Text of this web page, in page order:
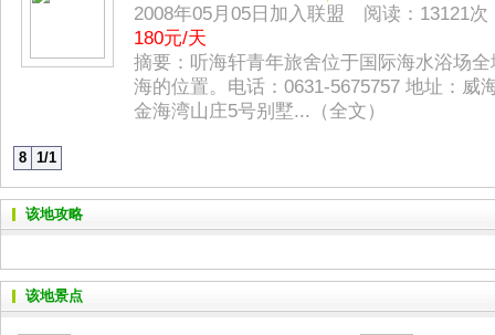
2008年05月05日加入联盟 阅读：
180元/天
摘要：听海轩青年旅舍位于国际海水浴场
海的位置。电话：0631-5675757 地址：威
金海湾山庄5号别墅...（全文 ）
8 1/1
该地攻略
该地景点